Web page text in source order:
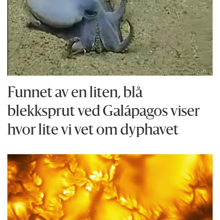
Funnet av en liten, blå
blekksprut ved Galápagos viser
hvor lite vi vet om dyphavet